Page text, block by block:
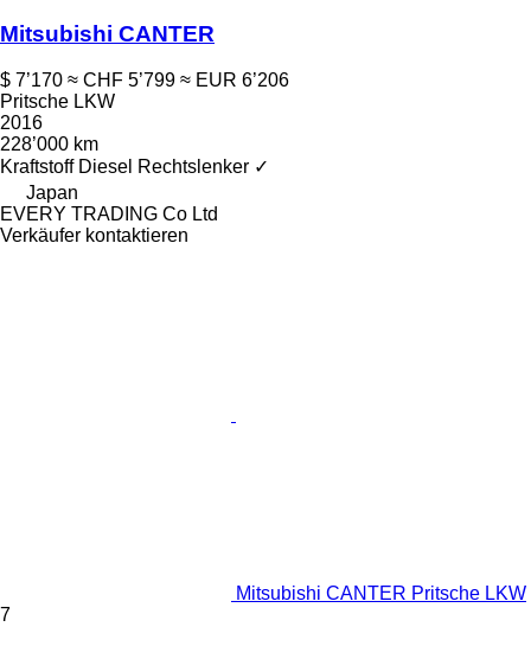
Mitsubishi CANTER
$ 7’170 ≈ CHF 5’799 ≈ EUR 6’206
Pritsche LKW
2016
228’000 km
Kraftstoff Diesel Rechtslenker ✓
Japan
EVERY TRADING Co Ltd
Verkäufer kontaktieren
Mitsubishi CANTER Pritsche LKW
7